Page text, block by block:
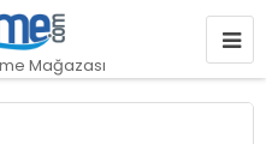
Mağazası